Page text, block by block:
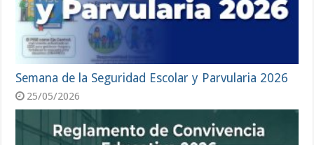
Semana de la Seguridad Escolar y Parvularia 2026
25/05/2026